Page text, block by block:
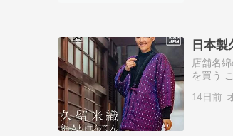
日本
店舗名
を買う
ツが…
14日前